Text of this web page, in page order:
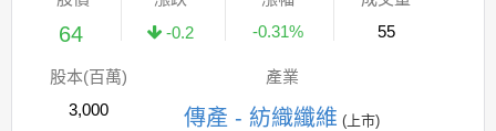
64
-0.2
-0.31%
55
股本(百萬)
3,000
產業
傳產 - 紡織纖維 (上市)